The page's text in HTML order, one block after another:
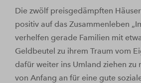
Die zwölf preisgedämpften
positiv auf das Zusammenleben
verhelfen gerade Familien mit
Geldbeutel zu ihrem Traum vom
dafür weiter ins Umland ziehen zu
von Anfang an für eine gute